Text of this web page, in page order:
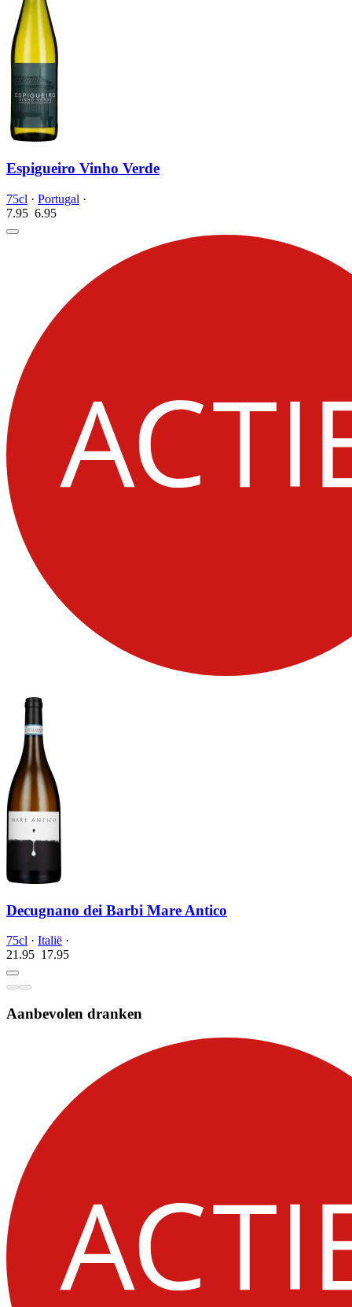
Espigueiro Vinho Verde
75cl · Portugal ·
7.95 6.95
Decugnano dei Barbi Mare Antico
75cl · Italië ·
21.95 17.95
Aanbevolen dranken